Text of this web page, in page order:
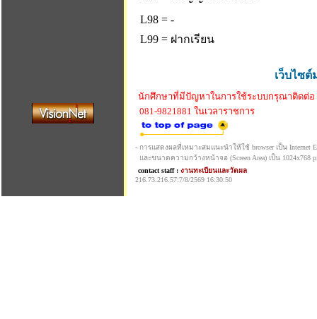
L98 = -
L99 = ฝากเรียน
เว็บไซ
นักศึกษาที่มีปัญหาในการใช้ระบบกรุณาติดต่อ
081-9821881 ในเวลาราชการ
- การแสดงผลที่เหมาะสมแนะนำให้ใช้ browser เป็น Internet
และขนาดความกว้างหน้าจอ (Screen Area) เป็น 1024x768
contact staff : งานทะเบียนและวัดผล
216.73.216.57:7/8/2569 16:30:50